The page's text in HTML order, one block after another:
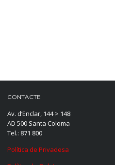
CONTACTE
Av. d’Enclar, 144 > 148
AD 500 Santa Coloma
Tel.: 871 800
Política de Privadesa